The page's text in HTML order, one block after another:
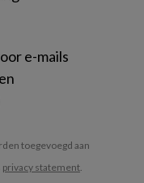
e-mails
toegevoegd aan
privacy statement.